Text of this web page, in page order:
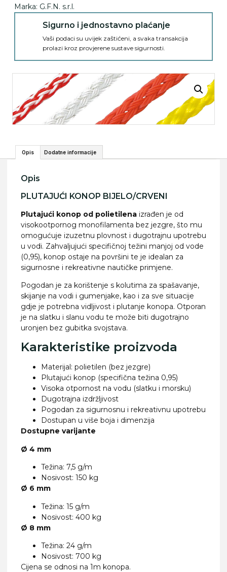
Marka: G.F.N. s.r.l.
Sigurno i jednostavno plaćanje
Vaši podaci su uvijek zaštićeni, a svaka transakcija
prolazi kroz provjerene sustave sigurnosti.
Opis Dodatne informacije
Opis
PLUTAJUĆI KONOP BIJELO/CRVENI
Plutajući konop od polietilena izrađen je od
visokootpornog monofilamenta bez jezgre, što mu
omogućuje izuzetnu plovnost i dugotrajnu upotrebu
u vodi. Zahvaljujući specifičnoj težini manjoj od vode
(0,95), konop ostaje na površini te je idealan za
sigurnosne i rekreativne nautičke primjene.
Pogodan je za korištenje s kolutima za spašavanje,
skijanje na vodi i gumenjake, kao i za sve situacije
gdje je potrebna vidljivost i plutanje konopa. Otporan
je na slatku i slanu vodu te može biti dugotrajno
uronjen bez gubitka svojstava.
Karakteristike proizvoda
Materijal: polietilen (bez jezgre)
Plutajući konop (specifična težina 0,95)
Visoka otpornost na vodu (slatku i morsku)
Dugotrajna izdržljivost
Pogodan za sigurnosnu i rekreativnu upotrebu
Dostupan u više boja i dimenzija
Dostupne varijante
Ø 4 mm
Težina: 7,5 g/m
Nosivost: 150 kg
Ø 6 mm
Težina: 15 g/m
Nosivost: 400 kg
Ø 8 mm
Težina: 24 g/m
Nosivost: 700 kg
Cijena se odnosi na 1m konopa.